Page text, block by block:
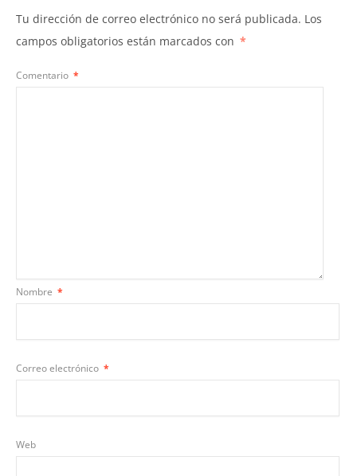
Tu dirección de correo electrónico no será publicada. Los
campos obligatorios están marcados con *
Comentario *
Nombre *
Correo electrónico *
Web